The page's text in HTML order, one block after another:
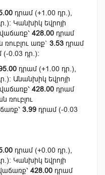
դրամ (+1.00 դր.),
Կանխիկ եվրոյի
428.00 դրամ
առք` 3.53 դրամ
(-0.03 դր.):
դրամ (+1.00 դր.),
Անանխիկ եվրոյի
428.00 դրամ
ռուբլու
3.99 դրամ (-0.03
դրամ (+0.00 դր.),
Կանխիկ եվրոյի
428.00 դրամ